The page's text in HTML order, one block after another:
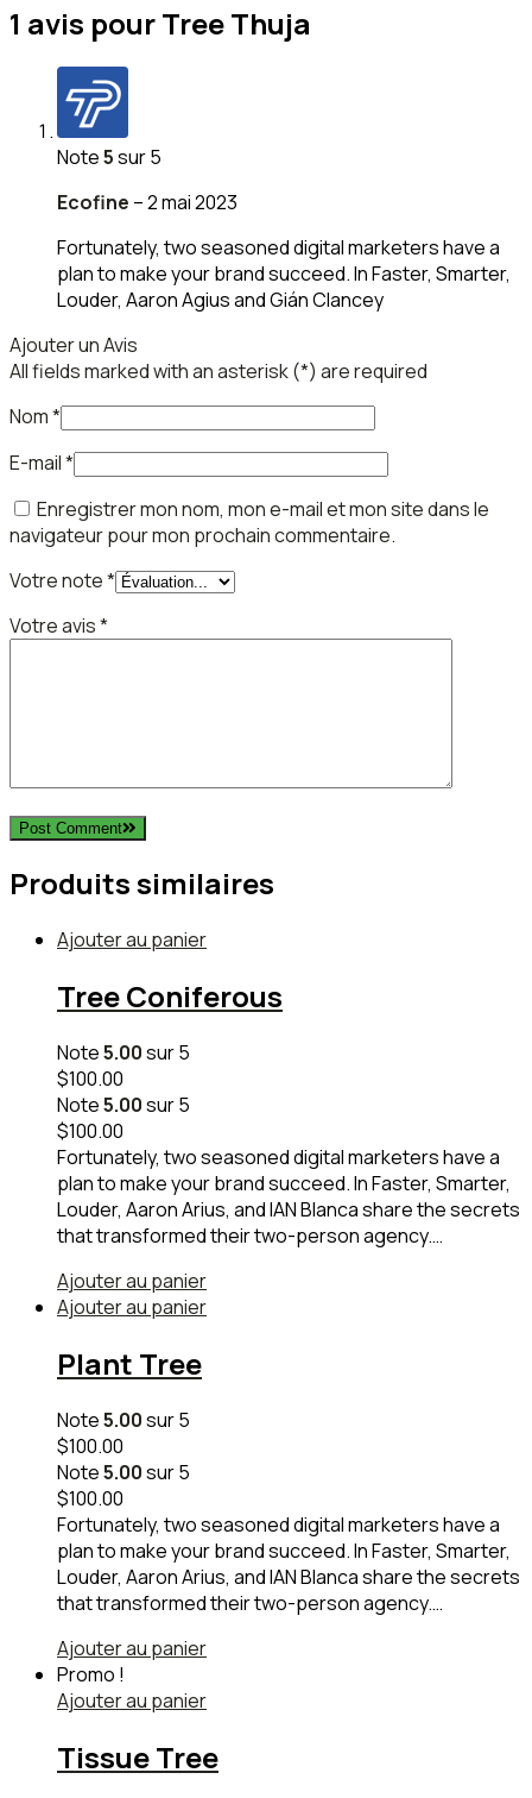
1 avis pourTree Thuja
Note5sur 5
Ecofine –2 mai 2023
Fortunately, two seasoned digital marketers have a
plan to make your brand succeed. In Faster, Smarter,
Louder, Aaron Agius and Gián Clancey
Ajouter un Avis
All fields marked with an asterisk (*) are required
Nom*
E-mail*
Enregistrer mon nom, mon e-mail et mon site dans le
navigateur pour mon prochain commentaire.
Votre note*
Votre avis*
Post Comment
Produits similaires
Ajouter au panier
Tree Coniferous
Note5.00sur 5
$100.00
Note5.00sur 5
$100.00
Fortunately, two seasoned digital marketers have a
plan to make your brand succeed. In Faster, Smarter,
Louder, Aaron Arius, and IAN Blanca share the secrets
that transformed their two-person agency.…
Ajouter au panier
Ajouter au panier
Plant Tree
Note5.00sur 5
$100.00
Note5.00sur 5
$100.00
Fortunately, two seasoned digital marketers have a
plan to make your brand succeed. In Faster, Smarter,
Louder, Aaron Arius, and IAN Blanca share the secrets
that transformed their two-person agency.…
Ajouter au panier
Promo !
Ajouter au panier
Tissue Tree